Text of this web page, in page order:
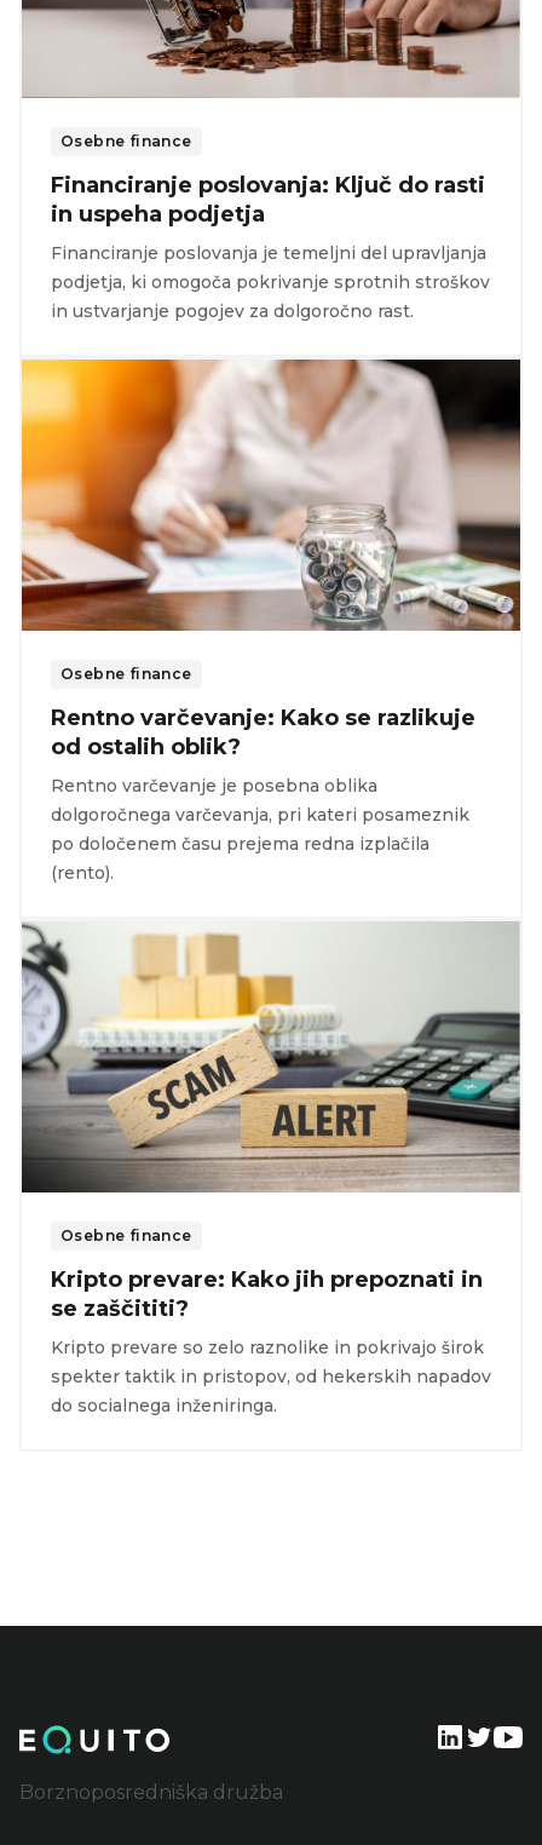
Osebne finance
Financiranje poslovanja: Ključ do rasti
in uspeha podjetja
Financiranje poslovanja je temeljni del upravljanja
podjetja, ki omogoča pokrivanje sprotnih stroškov
in ustvarjanje pogojev za dolgoročno rast.
Osebne finance
Rentno varčevanje: Kako se razlikuje
od ostalih oblik?
Rentno varčevanje je posebna oblika
dolgoročnega varčevanja, pri kateri posameznik
po določenem času prejema redna izplačila
(rento).
Osebne finance
Kripto prevare: Kako jih prepoznati in
se zaščititi?
Kripto prevare so zelo raznolike in pokrivajo širok
spekter taktik in pristopov, od hekerskih napadov
do socialnega inženiringa.
Borznoposredniška družba